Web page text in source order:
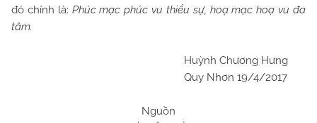
đó chính là: Phúc mạc phúc vu thiểu sự, hoạ mạc hoạ vu đa
tâm.
Huỳnh Chương Hưng
Quy Nhơn 19/4/2017
Nguồn